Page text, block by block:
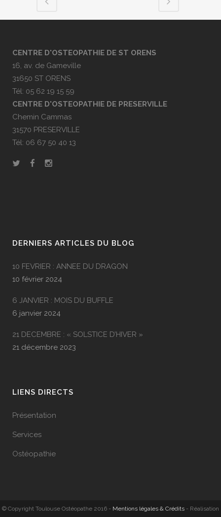
CENTRE D'OSTEOPATHIE DE ST ORENS
16, av. de Gameville
31650 ST ORENS
Tél: 05 62 19 15 59
CENTRE D'OSTEOPATHIE DE PRESERVILLE
Chemin Cammas
31570 PRESERVILLE
Tél: 06 67 50 40 13
DERNIERS ARTICLES DU BLOG
10 FEVRIER : ANNEE DU DRAGON
10 février 2024
6 JANVIER : MOIS DU BUFFLE
6 janvier 2024
21 DECEMBRE : « SOLSTICE D’HIVER »
21 décembre 2023
LIENS DIRECTS
Présentation
Services
Ostéopathie
© Copyright Toulouse Ostéopathe 2016 - Mentions légales & Crédits - Réalisation